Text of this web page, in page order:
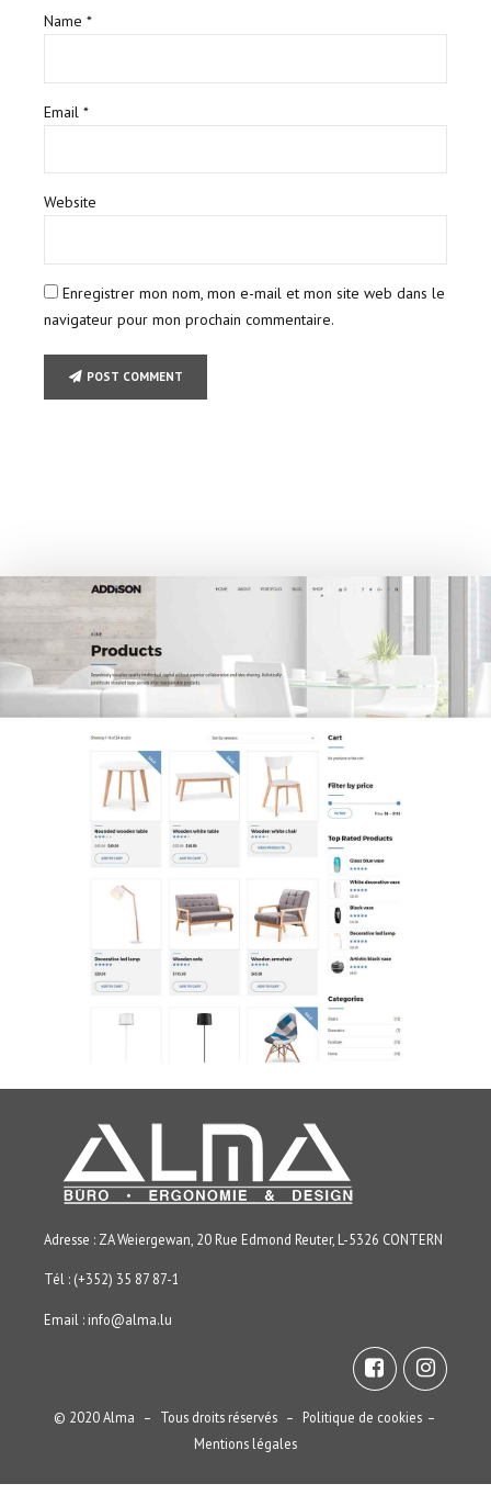
Name *
Email *
Website
Enregistrer mon nom, mon e-mail et mon site web dans le
navigateur pour mon prochain commentaire.
POST COMMENT
Adresse : ZA Weiergewan, 20 Rue Edmond Reuter, L-5326 CONTERN
Tél : (+352) 35 87 87-1
Email : info@alma.lu
© 2020 Alma – Tous droits réservés – Politique de cookies –
Mentions légales